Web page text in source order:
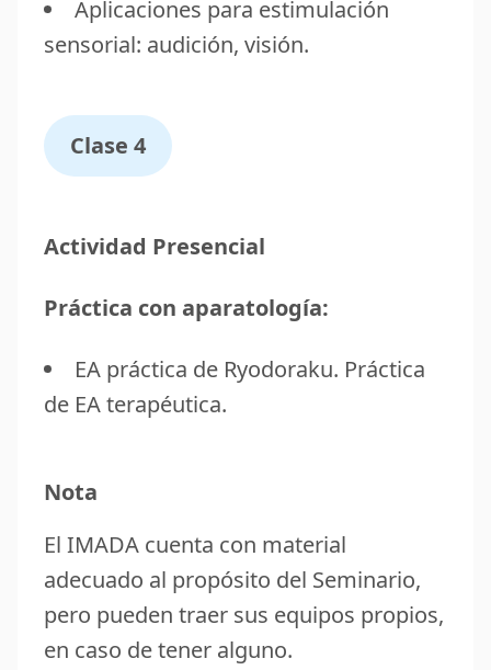
Aplicaciones para estimulación
sensorial: audición, visión.
Clase 4
Actividad Presencial
Práctica con aparatología:
EA práctica de Ryodoraku. Práctica
de EA terapéutica.
Nota
El IMADA cuenta con material
adecuado al propósito del Seminario,
pero pueden traer sus equipos propios,
en caso de tener alguno.